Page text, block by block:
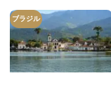
ブラジル